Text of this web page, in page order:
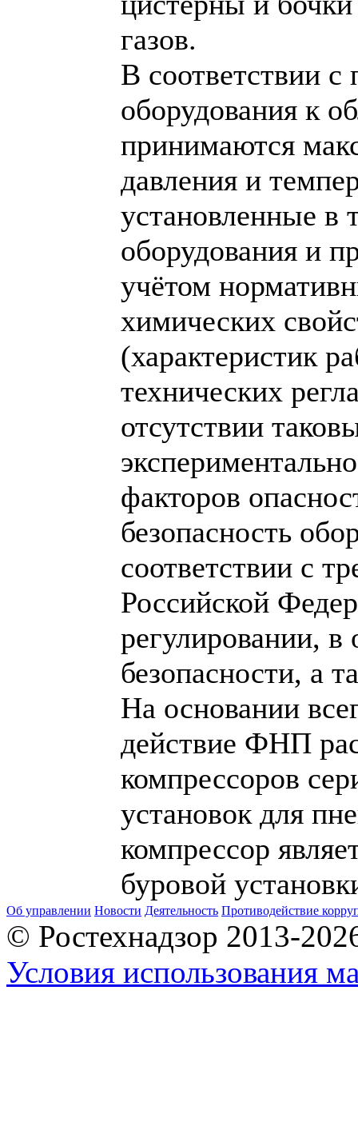
газов.
В соответствии
оборудования к
принимаются
давления и
установленные в
оборудования и
учётом
химических
(характеристик
технических
отсутствии
факторов
безопасность
соответствии с
Российской
регулировании,
безопасности, а
На основании
действие ФНП
компрессоров
установок для
компрессор
буровой
Об управлении Новости Деятельность Противодействие
© Ростехнадзор 2013-
Условия использования